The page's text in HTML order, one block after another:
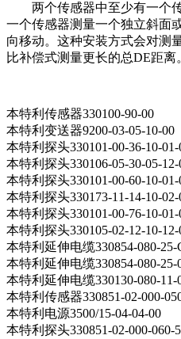
两个传感器中至少有一个传
一个传感器测量一个独立斜面
向移动。这种安装方式会对测
比补偿式测量更长的总DE距离
本特利传感器330100-90-00
本特利变送器9200-03-05-10-00
本特利探头330101-00-36-10-01-
本特利探头330106-05-30-05-12-
本特利探头330101-00-60-10-01-
本特利探头330173-11-14-10-02-
本特利探头330101-00-76-10-01-
本特利探头330105-02-12-10-12-
本特利延伸电缆330854-080-25-
本特利延伸电缆330854-080-25-
本特利延伸电缆330130-080-11-
本特利传感器330851-02-000-
本特利电源3500/15-04-04-00
本特利探头330851-02-000-060-